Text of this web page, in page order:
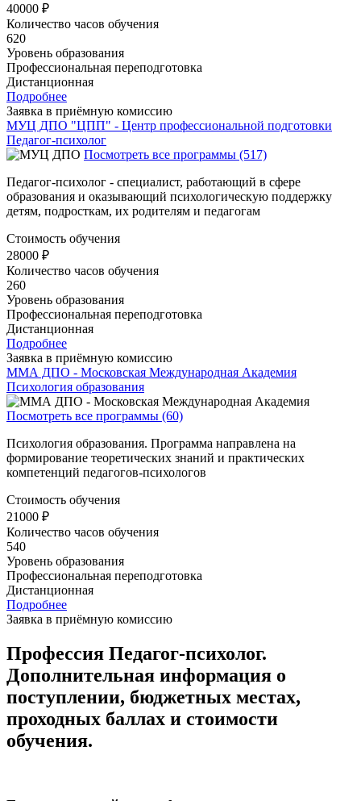
40000 ₽
Количество часов обучения
620
Уровень образования
Профессиональная переподготовка
Дистанционная
Подробнее
Заявка в приёмную комиссию
МУЦ ДПО "ЦПП" - Центр профессиональной подготовки
Педагог-психолог
Посмотреть все программы (517)
Педагог-психолог - специалист, работающий в сфере
образования и оказывающий психологическую поддержку
детям, подросткам, их родителям и педагогам
Стоимость обучения
28000 ₽
Количество часов обучения
260
Уровень образования
Профессиональная переподготовка
Дистанционная
Подробнее
Заявка в приёмную комиссию
ММА ДПО - Московская Международная Академия
Психология образования
Посмотреть все программы (60)
Психология образования. Программа направлена на
формирование теоретических знаний и практических
компетенций педагогов-психологов
Стоимость обучения
21000 ₽
Количество часов обучения
540
Уровень образования
Профессиональная переподготовка
Дистанционная
Подробнее
Заявка в приёмную комиссию
Профессия Педагог-психолог.
Дополнительная информация о
поступлении, бюджетных местах,
проходных баллах и стоимости
обучения.